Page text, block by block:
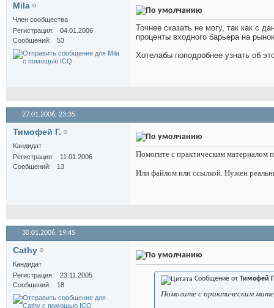
Mila
Член сообщества
Регистрация
04.01.2006
Сообщений
53
Точнее сказать не могу, так как с
проценты входного барьера на
Хотелабы поподробнее узнать об
27.01.2006, 23:35
Тимофей Г.
Кандидат
Регистрация
11.01.2006
Сообщений
13
Помогите с практическим материалом
Или файлом или ссылкой. Нужен
30.01.2006, 19:45
Cathy
Кандидат
Регистрация
23.11.2005
Сообщений
18
Сообщение от Тимофей
Помогите с практическим